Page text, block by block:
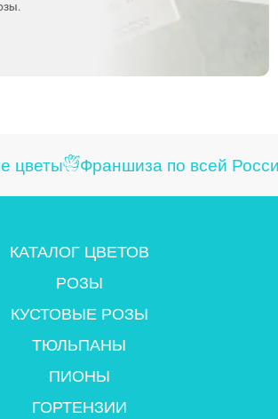
Франшиза по всей
КАТАЛОГ ЦВЕТОВ
РОЗЫ
КУСТОВЫЕ РОЗЫ
ТЮЛЬПАНЫ
ПИОНЫ
ГОРТЕНЗИИ